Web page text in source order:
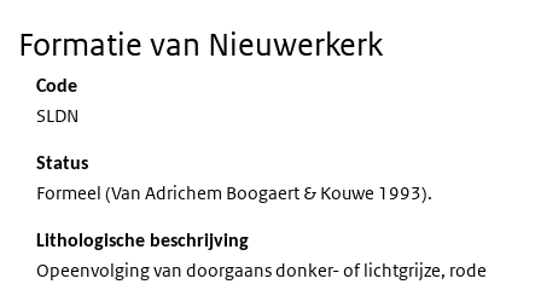
Formatie van Nieuwerkerk
Code
SLDN
Status
Formeel (Van Adrichem Boogaert & Kouwe 1993).
Lithologische beschrijving
Opeenvolging van doorgaans donker- of lichtgrijze, rode